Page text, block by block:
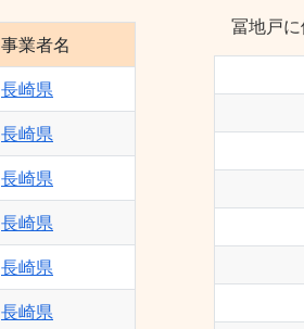
事業者名
長崎県
長崎県
長崎県
長崎県
長崎県
長崎県
冨地戸に